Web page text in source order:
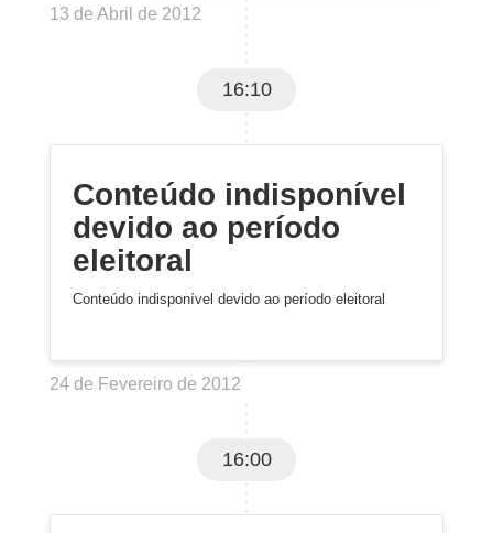
13 de Abril de 2012
16:10
Conteúdo indisponível
devido ao período
eleitoral
Conteúdo indisponível devido ao período eleitoral
24 de Fevereiro de 2012
16:00